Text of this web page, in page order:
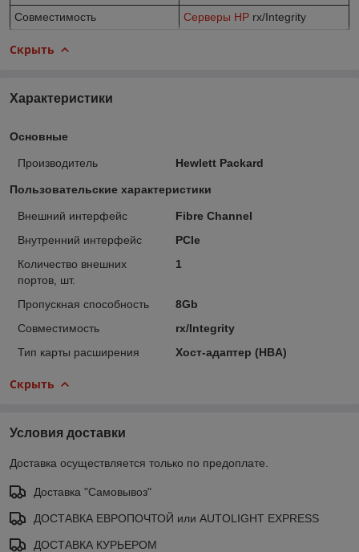
Совместимость
Серверы HP rx/Integrity
Скрыть
Характеристики
Основные
Производитель Hewlett Packard
Пользовательские характеристики
Внешний интерфейс
Fibre Channel
Внутренний интерфейс
PCIe
Количество внешних
портов, шт.
1
Пропускная способность
8Gb
Совместимость
rx/Integrity
Тип карты расширения
Хост-адаптер (HBA)
Скрыть
Условия доставки
Доставка осуществляется только по предоплате.
Доставка "Самовывоз"
ДОСТАВКА ЕВРОПОЧТОЙ или AUTOLIGHT EXPRESS
ДОСТАВКА КУРЬЕРОМ